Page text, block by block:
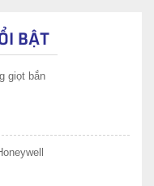
BẬT
giọt bắn